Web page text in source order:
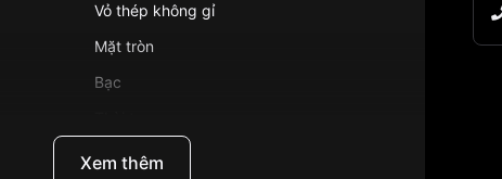
Vỏ thép không gỉ
Mặt tròn
Bạc
Dạ quang, Giờ, phút, giây
Xem thêm